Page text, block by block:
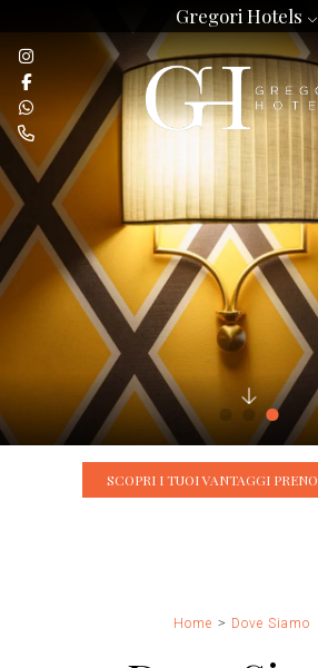
Gregori Hotels
SCOPRI I TUOI VANTAGGI
Home Dove Siamo